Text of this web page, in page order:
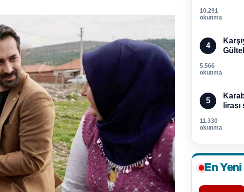
10.291
okunma
4
5.566
okunma
5
11.330
okunma
En